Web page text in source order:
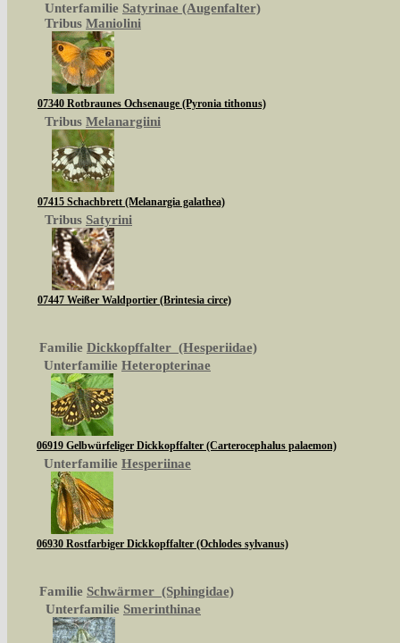
Unterfamilie Satyrinae (Augenfalter)
Tribus Maniolini
07340 Rotbraunes Ochsenauge (Pyronia tithonus)
Tribus Melanargiini
07415 Schachbrett (Melanargia galathea)
Tribus Satyrini
07447 Weißer Waldportier (Brintesia circe)
Familie Dickkopffalter (Hesperiidae)
Unterfamilie Heteropterinae
06919 Gelbwürfeliger Dickkopffalter (Carterocephalus palaemon)
Unterfamilie Hesperiinae
06930 Rostfarbiger Dickkopffalter (Ochlodes sylvanus)
Familie Schwärmer (Sphingidae)
Unterfamilie Smerinthinae